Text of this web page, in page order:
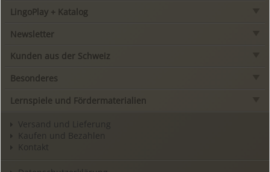
LingoPlay + Katalog
Newsletter
Kunden aus der Schweiz
Besonderes
Lernspiele und Fördermaterialien
Versand und Lieferung
Kaufen und Bezahlen
Kontakt